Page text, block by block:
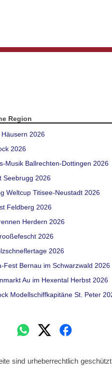
Region
2026
2026
Musik Ballrechten-Dottingen 2026
Seebrugg 2026
Weltcup Titisee-Neustadt 2026
Feldberg 2026
Herdern 2026
2026
2026
Fest Bernau im Schwarzwald 2026
Au im Hexental Herbst 2026
Modellschiffkapitäne St. Peter
sind urheberrechtlich